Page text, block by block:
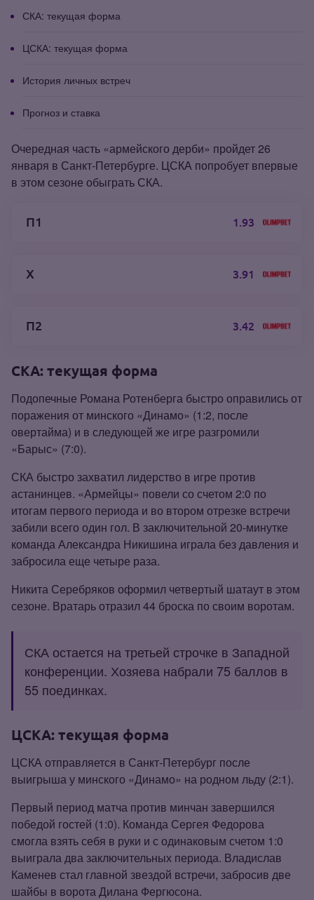
СКА: текущая форма
ЦСКА: текущая форма
История личных встреч
Прогноз и ставка
Очередная часть «армейского дерби» пройдет 26
января в Санкт‑Петербурге. ЦСКА попробует впервые
в этом сезоне обыграть СКА.
П1 1.93
Х 3.91
П2 3.42
СКА: текущая форма
Подопечные Романа Ротенберга быстро оправились от
поражения от минского «Динамо» (1:2, после
овертайма) и в следующей же игре разгромили
«Барыс» (7:0).
СКА быстро захватил лидерство в игре против
астанинцев. «Армейцы» повели со счетом 2:0 по
итогам первого периода и во втором отрезке встречи
забили всего один гол. В заключительной 20‑минутке
команда Александра Никишина играла без давления и
забросила еще четыре раза.
Никита Серебряков оформил четвертый шатаут в этом
сезоне. Вратарь отразил 44 броска по своим воротам.
СКА остается на третьей строчке в Западной
конференции. Хозяева набрали 75 баллов в
55 поединках.
ЦСКА: текущая форма
ЦСКА отправляется в Санкт‑Петербург после
выигрыша у минского «Динамо» на родном льду (2:1).
Первый период матча против минчан завершился
победой гостей (1:0). Команда Сергея Федорова
смогла взять себя в руки и с одинаковым счетом 1:0
выиграла два заключительных периода. Владислав
Каменев стал главной звездой встречи, забросив две
шайбы в ворота Дилана Фергюсона.